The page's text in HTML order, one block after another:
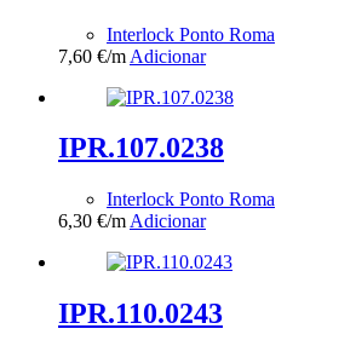
Interlock Ponto Roma
7,60 €/m Adicionar
IPR.107.0238
Interlock Ponto Roma
6,30 €/m Adicionar
IPR.110.0243